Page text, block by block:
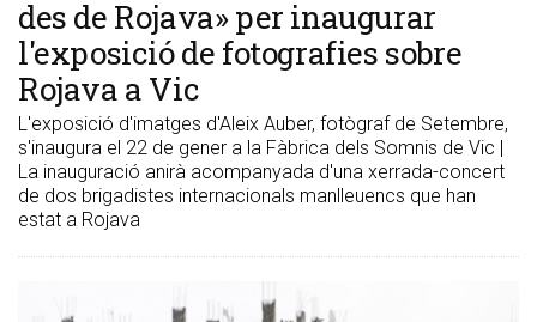
des de Rojava» per inaugurar
l'exposició de fotografies sobre
Rojava a Vic
L'exposició d'imatges d'Aleix Auber, fotògraf de Setembre,
s'inaugura el 22 de gener a la Fàbrica dels Somnis de Vic |
La inauguració anirà acompanyada d'una xerrada-concert
de dos brigadistes internacionals manlleuencs que han
estat a Rojava